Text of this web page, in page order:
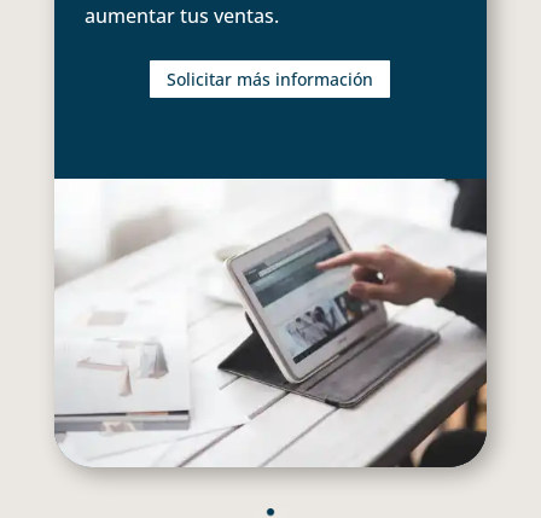
aumentar tus ventas.
Solicitar más información